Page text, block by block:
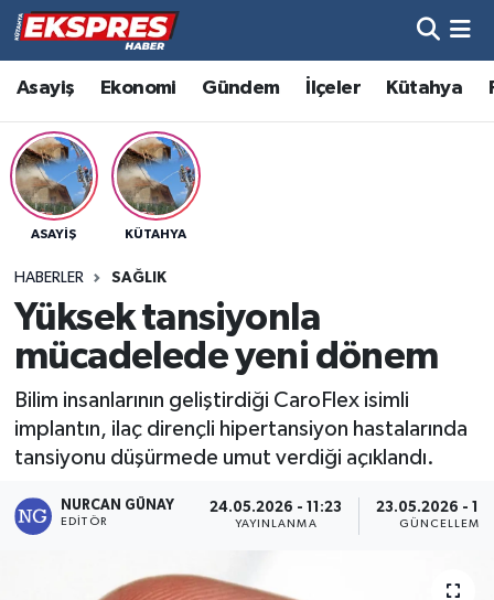
Asayiş Ekonomi Gündem İlçeler Kütahya
ASAYIŞ KÜTAHYA
HABERLER SAĞLIK
Yüksek tansiyonla
mücadelede yeni dönem
Bilim insanlarının geliştirdiği CaroFlex isimli
implantın, ilaç dirençli hipertansiyon hastalarında
tansiyonu düşürmede umut verdiği açıklandı.
NURCAN GÜNAY
EDITÖR
24.05.2026 - 11:23
YAYINLANMA
23.05.2026 -
GÜNCELLEME
Altıntaş
Asayiş
Aslanapa
Bölge
Çavdarhisar
Domaniç
Eğitim
Hava Durumu
Trafik Durumu
Süper Lig Puan Durumu ve Fikstür
Son Dakika Haberleri
Haber Arşivi